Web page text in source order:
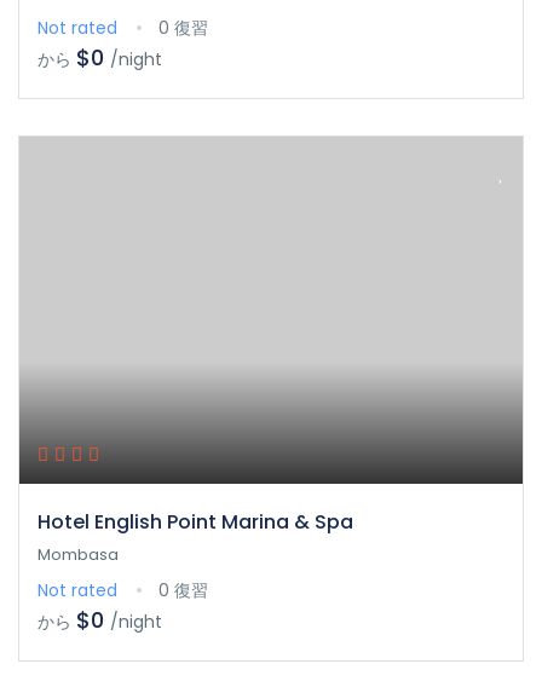
Not rated
0 復習
から $0 /night
Hotel English Point Marina & Spa
Mombasa
Not rated
0 復習
から $0 /night